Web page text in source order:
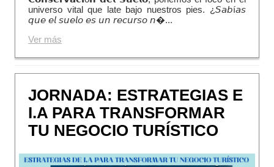
universo vital que late bajo nuestros pies. ¿𝘚𝘢𝘣í𝘢𝘴
𝘲𝘶𝘦 𝘦𝘭 𝘴𝘶𝘦𝘭𝘰 𝘦𝘴 𝘶𝘯 𝘳𝘦𝘤𝘶𝘳𝘴𝘰 𝘯�...
Ver más
JORNADA: ESTRATEGIAS E
I.A PARA TRANSFORMAR
TU NEGOCIO TURÍSTICO